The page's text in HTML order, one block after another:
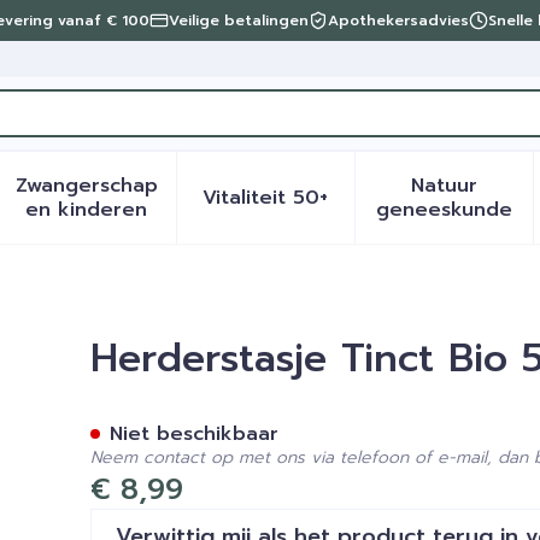
vanaf € 100 Veilige betalingen Apothekersadvies Snelle
verzorging en hygiëne categorie
voor Dieet, voeding en vitamines categorie
Zwangerschap
en kinderenToon submenu voor Zwangerschap en
Vitaliteit 50+Toon submenu voor
Natuur
geneeskunde
Toon
BiovHerderstasje Tinct Bio
€ 8,99
Niet beschikbaar
Neem contact op met ons via telefoon of e-mail, dan